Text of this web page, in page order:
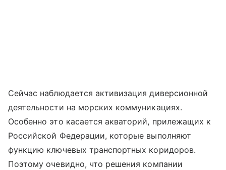
Сейчас наблюдается активизация диверсионной
деятельности на морских коммуникациях.
Особенно это касается акваторий, прилежащих к
Российской Федерации, которые выполняют
функцию ключевых транспортных коридоров.
Поэтому очевидно, что решения компании